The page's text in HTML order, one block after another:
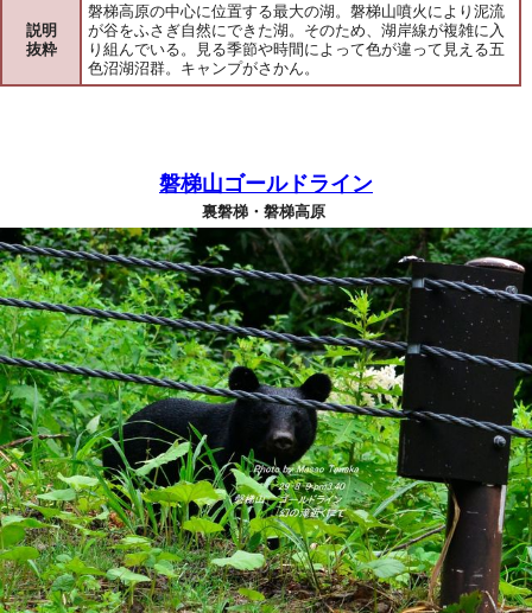
説明
抜粋
磐梯高原の中心に位置する最大の湖。磐梯山噴火により泥流
が谷をふさぎ自然にできた湖。そのため、湖岸線が複雑に入
り組んでいる。見る季節や時間によって色が違って見える五
色沼湖沼群。キャンプがさかん。
磐梯山ゴールドライン
裏磐梯・磐梯高原